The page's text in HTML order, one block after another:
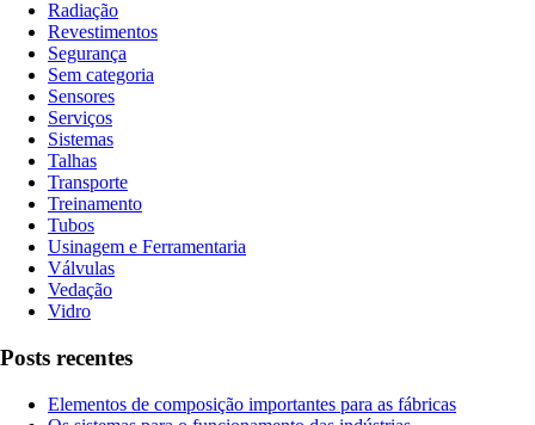
Radiação
Revestimentos
Segurança
Sem categoria
Sensores
Serviços
Sistemas
Talhas
Transporte
Treinamento
Tubos
Usinagem e Ferramentaria
Válvulas
Vedação
Vidro
Posts recentes
Elementos de composição importantes para as fábricas